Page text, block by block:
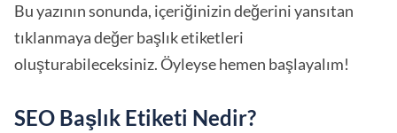
Bu yazının sonunda, içeriğinizin değerini yansıtan
tıklanmaya değer başlık etiketleri
oluşturabileceksiniz. Öyleyse hemen başlayalım!
SEO Başlık Etiketi Nedir?